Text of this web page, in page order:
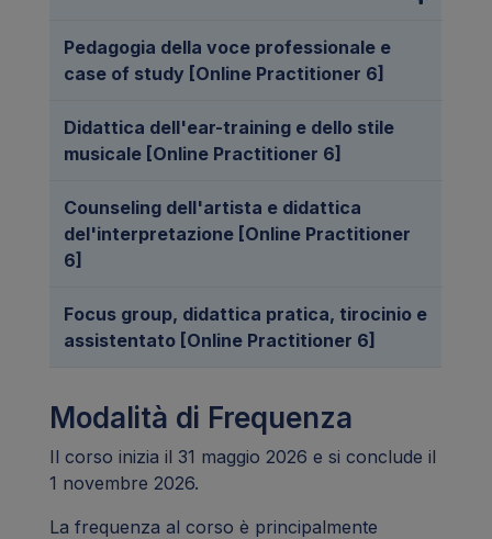
Pedagogia della voce professionale e
case of study [Online Practitioner 6]
Didattica dell'ear-training e dello stile
musicale [Online Practitioner 6]
Counseling dell'artista e didattica
del'interpretazione [Online Practitioner
6]
Focus group, didattica pratica, tirocinio e
assistentato [Online Practitioner 6]
Modalità di Frequenza
Il corso inizia il 31 maggio 2026 e si conclude il
1 novembre 2026.
La frequenza al corso è principalmente